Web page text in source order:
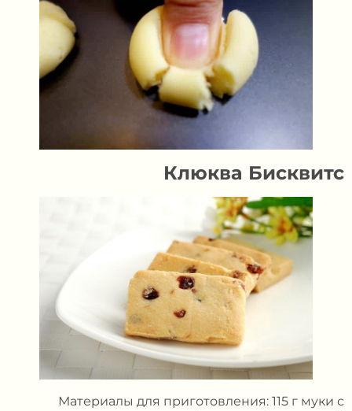
Клюква Бисквитс
Материалы для приготовления: 115 г муки с